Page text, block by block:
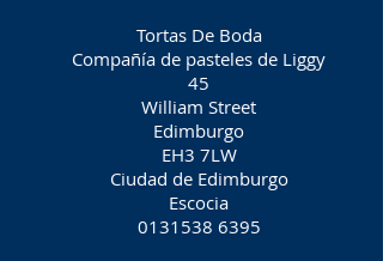
Tortas De Boda
Compañía de pasteles de Liggy
45
William Street
Edimburgo
EH3 7LW
Ciudad de Edimburgo
Escocia
0131538 6395